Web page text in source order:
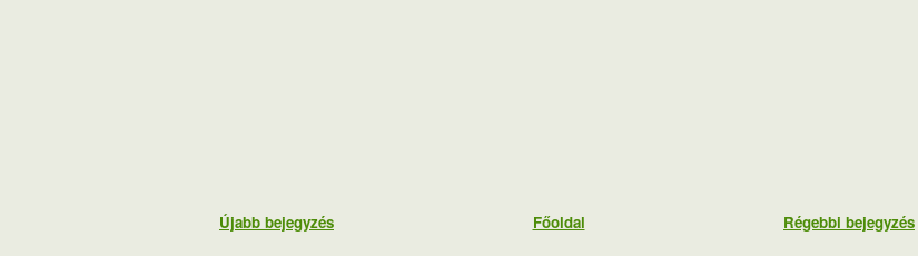
Újabb bejegyzés Régebbi bejegyzés
Főoldal